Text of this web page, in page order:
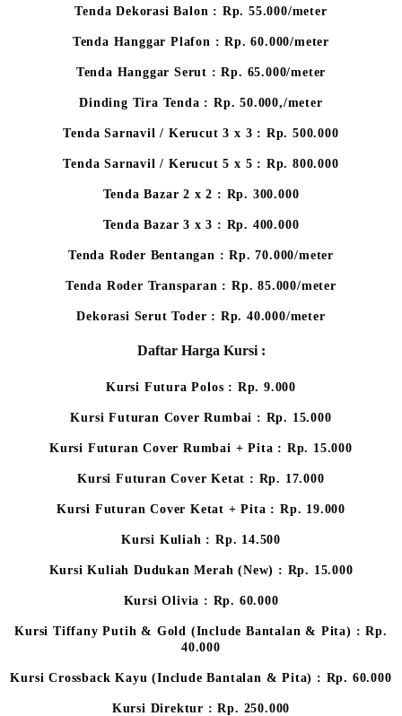
Tenda Dekorasi Balon : Rp. 55.000/meter
Tenda Hanggar Plafon : Rp. 60.000/meter
Tenda Hanggar Serut : Rp. 65.000/meter
Dinding Tira Tenda : Rp. 50.000,/meter
Tenda Sarnavil / Kerucut 3 x 3 : Rp. 500.000
Tenda Sarnavil / Kerucut 5 x 5 : Rp. 800.000
Tenda Bazar 2 x 2 : Rp. 300.000
Tenda Bazar 3 x 3 : Rp. 400.000
Tenda Roder Bentangan : Rp. 70.000/meter
Tenda Roder Transparan : Rp. 85.000/meter
Dekorasi Serut Toder : Rp. 40.000/meter
Daftar Harga Kursi :
Kursi Futura Polos : Rp. 9.000
Kursi Futuran Cover Rumbai : Rp. 15.000
Kursi Futuran Cover Rumbai + Pita : Rp. 15.000
Kursi Futuran Cover Ketat : Rp. 17.000
Kursi Futuran Cover Ketat + Pita : Rp. 19.000
Kursi Kuliah : Rp. 14.500
Kursi Kuliah Dudukan Merah (New) : Rp. 15.000
Kursi Olivia : Rp. 60.000
Kursi Tiffany Putih & Gold (Include Bantalan & Pita) : Rp.
40.000
Kursi Crossback Kayu (Include Bantalan & Pita) : Rp. 60.000
Kursi Direktur : Rp. 250.000